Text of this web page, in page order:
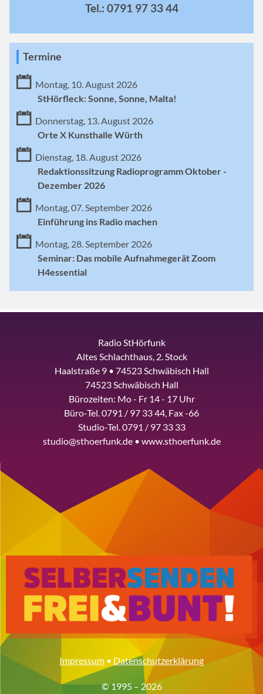
Tel.: 0791 97 33 44
Termine
Montag, 10. August 2026
StHörfleck: Sonne, Sonne, Malta!
Donnerstag, 13. August 2026
Orte X Kunsthalle Würth
Dienstag, 18. August 2026
Redaktionssitzung Radioprogramm Oktober -
Dezember 2026
Montag, 07. September 2026
Einführung ins Radio machen
Montag, 28. September 2026
Seminar: Das mobile Aufnahmegerät Zoom
H4essential
Radio StHörfunk
Altes Schlachthaus, 2. Stock
Haalstraße 9 • 74523 Schwäbisch Hall
74523 Schwäbisch Hall
Bürozeiten: Mo - Fr 14 - 17 Uhr
Büro-Tel. 0791 / 97 33 44, Fax -66
Studio-Tel. 0791 / 97 33 33
studio@sthoerfunk.de • www.sthoerfunk.de
Impressum • Datenschutzerklärung
© 1995 – 2026